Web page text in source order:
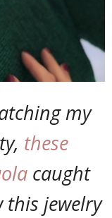
my
these
caught
this jewelry